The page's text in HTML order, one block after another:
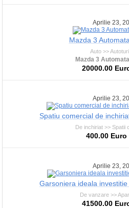
Aprilie 23,
Mazda 3
Auto >>
Mazda 3
20000.00
Aprilie 23,
Spatiu comercial de
De inchiriat >> Spatii
400.00 Euro
Aprilie 23,
Garsoniera ideala
De vanzare >>
41500.00